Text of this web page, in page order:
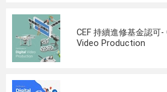
CEF 持續進修基金認
Video Production